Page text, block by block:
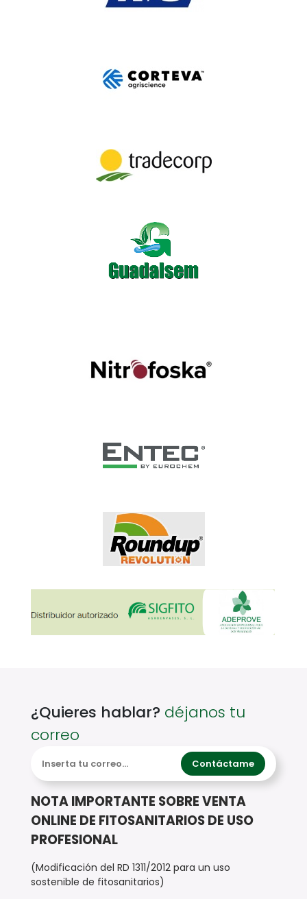
¿Quieres hablar? déjanos tu
correo
Contáctame
NOTA IMPORTANTE SOBRE VENTA
ONLINE DE FITOSANITARIOS DE USO
PROFESIONAL
(Modificación del RD 1311/2012 para un uso
sostenible de fitosanitarios)